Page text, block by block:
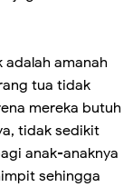
amanah
tua tidak
mereka butuh
tidak sedikit
anak-anaknya
sehingga